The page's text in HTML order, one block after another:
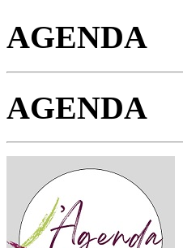
AGENDA
AGENDA